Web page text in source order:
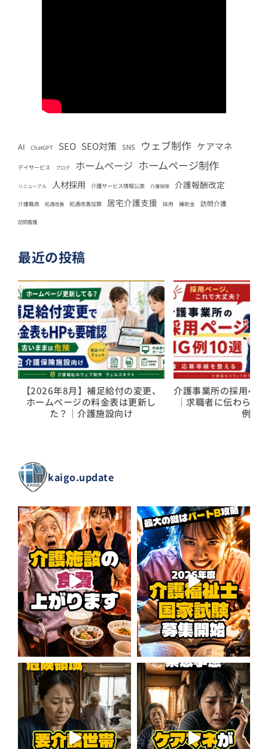
AI ChatGPT SEO SEO対策 SNS ウェブ制作 ケアマネ
デイサービス ブログ ホームページ ホームページ制作
リニューアル 人材採用 介護サービス情報公表 介護保険 介護報酬改定
介護職員 処遇改善 処遇改善加算 居宅介護支援 採用 補助金 訪問介護
訪問看護
最近の投稿
【2026年8月】補足給付の変更、
ホームページの料金表は更新し
た？｜介護施設向け
介護事業所の採用ペ
｜求職者に伝わらな
例
kaigo.update